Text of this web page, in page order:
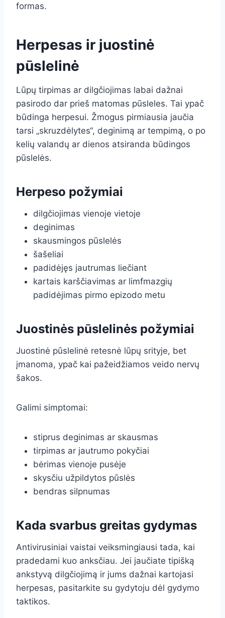
formas.
Herpesas ir juostinė
pūslelinė
Lūpų tirpimas ar dilgčiojimas labai dažnai
pasirodo dar prieš matomas pūsleles. Tai ypač
būdinga herpesui. Žmogus pirmiausia jaučia
tarsi „skruzdėlytes“, deginimą ar tempimą, o po
kelių valandų ar dienos atsiranda būdingos
pūslelės.
Herpeso požymiai
dilgčiojimas vienoje vietoje
deginimas
skausmingos pūslelės
šašeliai
padidėjęs jautrumas liečiant
kartais karščiavimas ar limfmazgių
padidėjimas pirmo epizodo metu
Juostinės pūslelinės požymiai
Juostinė pūslelinė retesnė lūpų srityje, bet
įmanoma, ypač kai pažeidžiamos veido nervų
šakos.
Galimi simptomai:
stiprus deginimas ar skausmas
tirpimas ar jautrumo pokyčiai
bėrimas vienoje pusėje
skysčiu užpildytos pūslės
bendras silpnumas
Kada svarbus greitas gydymas
Antivirusiniai vaistai veiksmingiausi tada, kai
pradedami kuo anksčiau. Jei jaučiate tipišką
ankstyvą dilgčiojimą ir jums dažnai kartojasi
herpesas, pasitarkite su gydytoju dėl gydymo
taktikos.